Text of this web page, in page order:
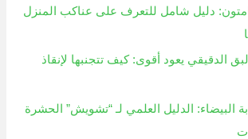
دليل شامل للتعرف على عناكب المنزل
الدقيقي يعود أقوى: كيف تتجنبها لإنقاذ
البيضاء: الدليل العلمي لـ “تشويش” الحشرة